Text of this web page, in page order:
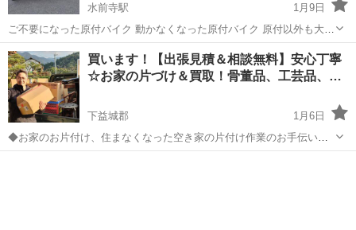
水前寺駅
1月9日
ご不要になった原付バイク 動かなくなった原付バイク 原付以外も大歓
迎です。 鍵がなくても大丈夫です。 1000円から20000円で買取り致し
ます。 ⭕実働車⭕最低5000円買取保証 無料にて取りに伺います。
熊本 熊本市 水前寺駅 不用品買取 無料
買います！【出張見積＆相談無料】安心丁寧
☆お家の片づけ＆買取！骨董品、工芸品、…
下益城郡
1月6日
◆お家のお片付け、住まなくなった空き家の片付け作業のお手伝い致
します。 片付け無料相談＆買取お見積りはお気軽にお問い合わせくだ